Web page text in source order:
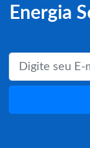
Energia